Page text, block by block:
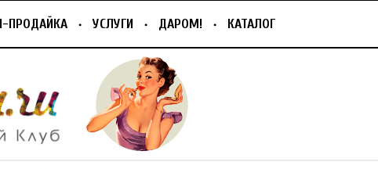
ПРОДАЙКА УСЛУГИ ДАРОМ! КАТАЛОГ